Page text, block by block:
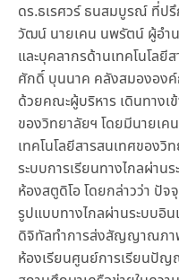
ดร.ธเรศวร์ ธนสมบูรณ์ ที่ป
วัฒน์ นายเคน นพรัตน์ ผู้อำน
และบุคลากรด้านเทคโนโลยี
ศักดิ์ บุนนาค คลังสมององ
ด้วยคณะผู้บริหาร เดินทางเ
ของวิทยาลัยฯ โดยมีนายเ
เทคโนโลยีสารสนเทศของ
ระบบการเรียนทางไกลผ่าน
ห้องสตูดิโอ โดยกล่าวว่า ปั
รูปแบบทางไกลผ่านระบบอิน
ดิจิทัลทำการส่งสัญญาณภา
ห้องเรียนศูนย์การเรียนปัญ